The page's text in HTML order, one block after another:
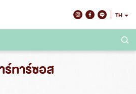
TH
ร์ทาร์ซอส